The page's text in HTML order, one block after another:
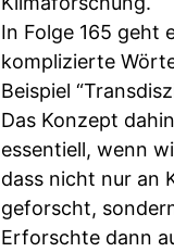
In Folge 165 geht
komplizierte
Beispiel
Das Konzept
essentiell, wenn
dass nicht nur an
geforscht,
Erforschte dann